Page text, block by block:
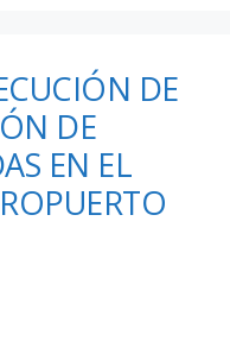
DE
DE
EN EL